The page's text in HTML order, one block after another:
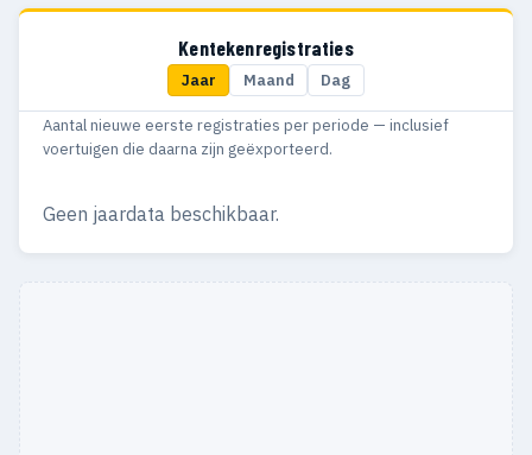
29
Kentekenregistraties
Jaar Maand Dag
Aantal nieuwe eerste registraties per periode — inclusief
voertuigen die daarna zijn geëxporteerd.
Geen jaardata beschikbaar.